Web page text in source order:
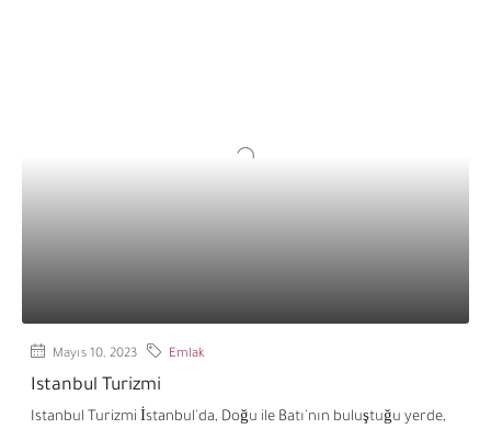
Mayıs 10, 2023 Emlak
Istanbul Turizmi
Istanbul Turizmi İstanbul'da, Doğu ile Batı'nın buluştuğu yerde,